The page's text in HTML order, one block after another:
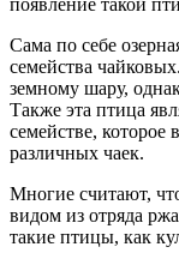
Сама по себе
семейства
земному шару,
Также эта птица
семействе, которое
различных чаек.
Многие считают,
видом из отряда
такие птицы, как